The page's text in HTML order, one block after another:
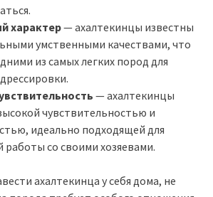
характер— ахалтекинцы известны
умственными качествами, что
из самых легких пород для
— ахалтекинцы
чувствительностью и
идеально подходящей для
работы со своими хозяевами.
ахалтекинца у себя дома, не